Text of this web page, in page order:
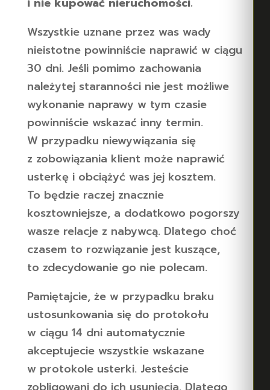
Wszystkie uznane przez was wady
nieistotne powinniście naprawić w ciągu
30 dni. Jeśli pomimo zachowania
należytej staranności nie jest możliwe
wykonanie naprawy w tym czasie
powinniście wskazać inny termin.
W przypadku niewywiązania się
z zobowiązania klient może naprawić
usterkę i obciążyć was jej kosztem.
To będzie raczej znacznie
kosztowniejsze, a dodatkowo pogorszy
wasze relacje z nabywcą. Dlatego choć
czasem to rozwiązanie jest kuszące,
to zdecydowanie go nie polecam.
Pamiętajcie, że w przypadku braku
ustosunkowania się do protokołu
w ciągu 14 dni automatycznie
akceptujecie wszystkie wskazane
w protokole usterki. Jesteście